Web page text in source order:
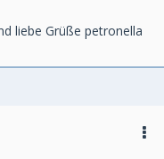
liebe Grüße petronella